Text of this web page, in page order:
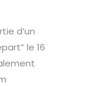
d’un
le 16